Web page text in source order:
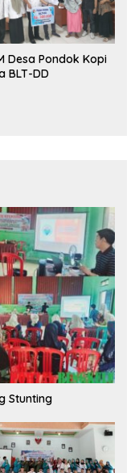
Desa Pondok Kopi
BLT-DD
Stunting